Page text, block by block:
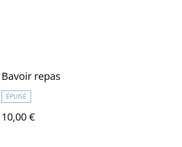
Bavoir repas
ÉPUISÉ
10,00 €